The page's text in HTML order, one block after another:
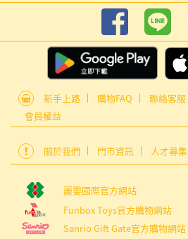
新手上路 購物FAQ 聯絡客服
會員權益
關於我們 門市資訊 人才募集
麗嬰國際官方網站
Funbox Toys官方購物網站
Sanrio Gift Gate官方購物網站